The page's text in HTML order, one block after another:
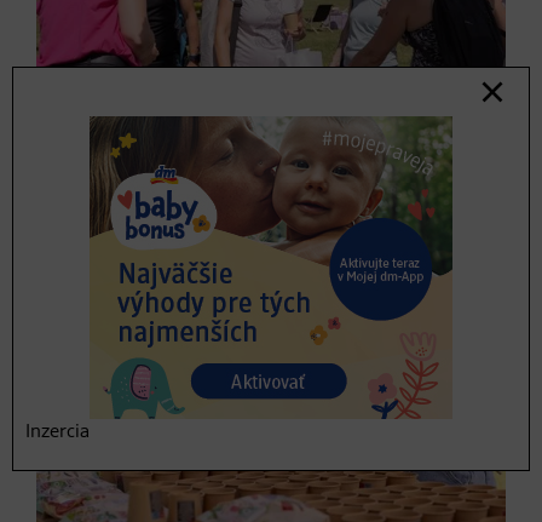
Inzercia